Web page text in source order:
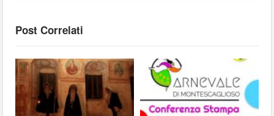
Post Correlati